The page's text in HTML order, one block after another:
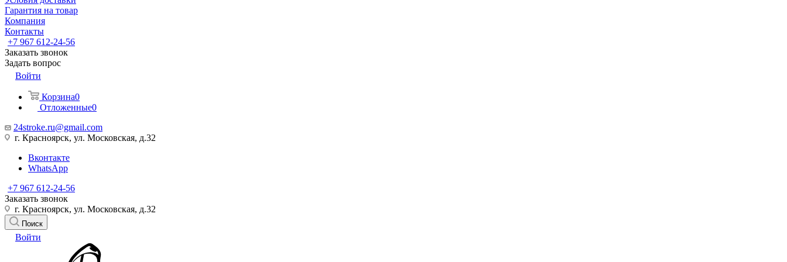
Гарантия на товар
Компания
Контакты
+7 967 612-24-56
Заказать звонок
Задать вопрос
Войти
Корзина0
Отложенные0
24stroke.ru@gmail.com
г. Красноярск, ул. Московская, д.32
Вконтакте
WhatsApp
+7 967 612-24-56
Заказать звонок
г. Красноярск, ул. Московская, д.32
Поиск
Войти